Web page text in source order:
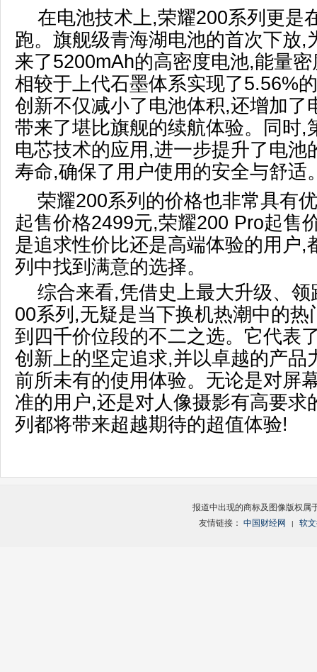
在电池技术上,荣耀200系列更是
跑。旗舰级青海湖电池的首次下放,
来了5200mAh的高密度电池,能量
相较于上代石墨体系实现了5.56%
创新不仅减小了电池体积,还增加了
带来了堪比旗舰的续航体验。同时,
电芯技术的应用,进一步提升了电池
寿命,确保了用户使用的安全与舒适
荣耀200系列的价格也非常具有
起售价格2499元,荣耀200 Pro起售
是追求性价比还是高端体验的用户,
列中找到满意的选择。
综合来看,凭借史上最大升级、
00系列,无疑是当下换机热潮中的热
到四千价位段的不二之选。它代表
创新上的坚定追求,并以卓越的产品
前所未有的使用体验。无论是对屏
准的用户,还是对人像摄影有高要求
列都将带来超越期待的超值体验!
报道中出现的商标及图像版权属
友情链接： 中国财经网 | 软